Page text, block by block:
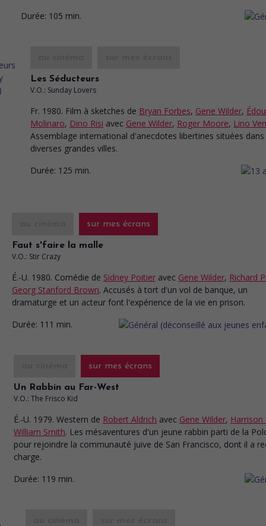
Durée: 105 min.
Les Séducteurs
V.O.: Sunday Lovers
Fr. 1980. Film à sketches de Bryan Forbes, Gene Wilder,
Molinaro, Dino Risi avec Gene Wilder, Roger Moore, Lino
Assemblage international d'anecdotes libertines situées dans
diverses grandes villes.
Durée: 125 min.
sur mes écrans
Faut s'faire la malle
V.O.: Stir Crazy
É.-U. 1980. Comédie de Sidney Poitier avec Gene Wilder, Richard
Georg Stanford Brown. Accusés à tort d'un vol de banque, un
dramaturge et un acteur font l'expérience de la vie en prison.
Durée: 111 min.
sur mes écrans
Un Rabbin au Far-West
V.O.: The Frisco Kid
É.-U. 1979. Western de Robert Aldrich avec Gene Wilder, Harrison
William Smith. Les mésaventures d'un jeune rabbin parti de la
pour rejoindre la communauté juive de San Francisco, dont il a
charge.
Durée: 119 min.